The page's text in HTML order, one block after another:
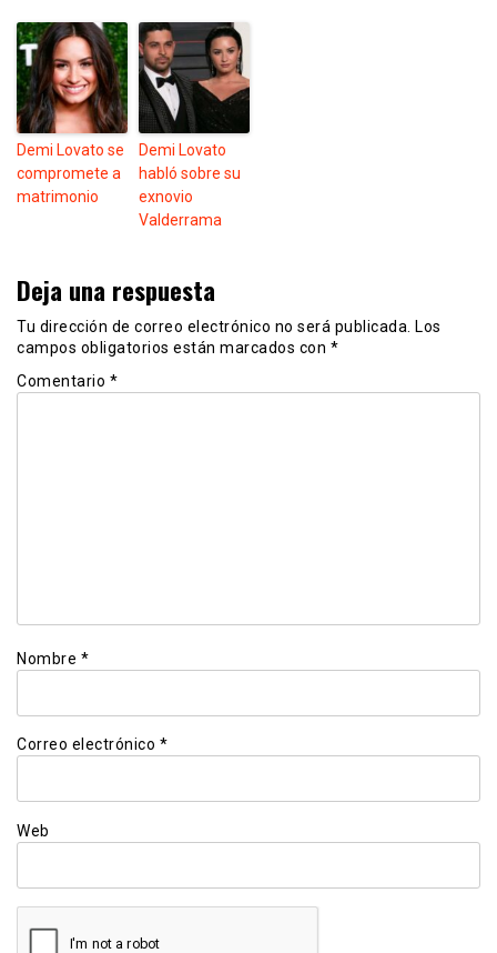
Demi Lovato se
compromete a
matrimonio
Demi Lovato
habló sobre su
exnovio
Valderrama
Deja una respuesta
Tu dirección de correo electrónico no será publicada.
Los
campos obligatorios están marcados con *
Comentario *
Nombre *
Correo electrónico *
Web